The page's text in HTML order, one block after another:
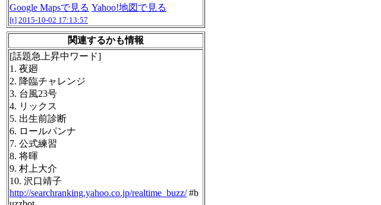
Google Mapsで見る Yahoo!地図で見る
[t] 2015-10-02 17:13:57
関連するかも情報
[話題急上昇中ワード]
1. 夜廻
2. 降臨チャレンジ
3. 台風23号
4. リックス
5. 出生前診断
6. ロールパンナ
7. 公式練習
8. 将暉
9. 村上大介
10. 沢口靖子
http://searchranking.yahoo.co.jp/realtime_buzz/#b